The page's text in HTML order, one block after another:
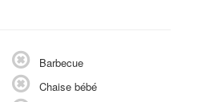
Barbecue
Chaise bébé